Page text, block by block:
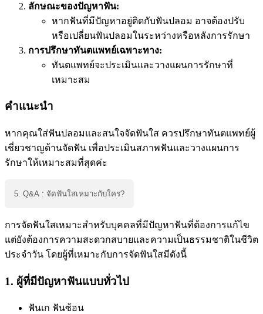
ลักษณะของปัญหาฟัน:
หากฟันที่มีปัญหาอยู่ติดกับฟันปลอม อาจต้องปรับ
หรือเปลี่ยนฟันปลอมในระหว่างหรือหลังการรักษา
การปรึกษาทันตแพทย์เฉพาะทาง:
ทันตแพทย์จะประเมินและวางแผนการรักษาที่
เหมาะสม
คำแนะนำ
หากคุณใส่ฟันปลอมและสนใจจัดฟันใส ควรปรึกษาทันตแพทย์ผู้
เชี่ยวชาญด้านจัดฟัน เพื่อประเมินสภาพฟันและวางแผนการ
รักษาให้เหมาะสมที่สุดค่ะ
5. Q&A : จัดฟันใสเหมาะกับใคร?
การจัดฟันใสเหมาะสำหรับบุคคลที่มีปัญหาฟันที่ต้องการแก้ไข
แต่ยังต้องการความสะดวกสบายและความเป็นธรรมชาติในชีวิต
ประจำวัน โดยผู้ที่เหมาะกับการจัดฟันใสมีดังนี้
1. ผู้ที่มีปัญหาฟันแบบทั่วไป
ฟันเก ฟันซ้อน